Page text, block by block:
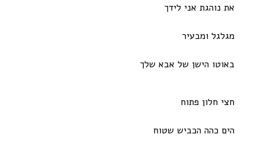
את נוהגת אני לידך
מגלגל ומבעיר
באוטו הישן של אבא שלך
חצי חלון פתוח
הים כהה הכביש שטוח